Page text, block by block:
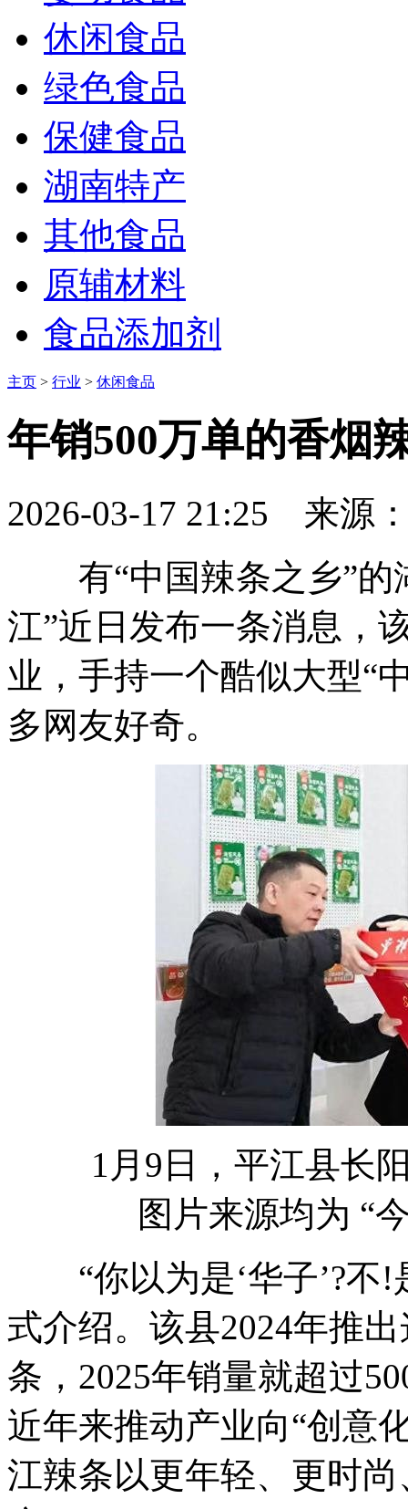
休闲食品
绿色食品
保健食品
湖南特产
其他食品
原辅材料
食品添加剂
主页 > 行业 > 休闲食品
年销500万单的香烟
2026-03-17 21:25
来源
有“中国辣条之乡”的
江”近日发布一条消息，
业，手持一个酷似大型“
多网友好奇。
1月9日，平江县长阳
图片来源均为 “
“你以为是‘华子’?不!
式介绍。该县2024年推
条，2025年销量就超过
近年来推动产业向“创意
江辣条以更年轻、更时